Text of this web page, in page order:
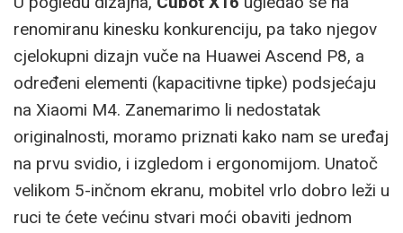
renomiranu kinesku konkurenciju, pa tako njegov
cjelokupni dizajn vuče na Huawei Ascend P8, a
određeni elementi (kapacitivne tipke) podsjećaju
na Xiaomi M4. Zanemarimo li nedostatak
originalnosti, moramo priznati kako nam se uređaj
na prvu svidio, i izgledom i ergonomijom. Unatoč
velikom 5-inčnom ekranu, mobitel vrlo dobro leži u
ruci te ćete većinu stvari moći obaviti jednom